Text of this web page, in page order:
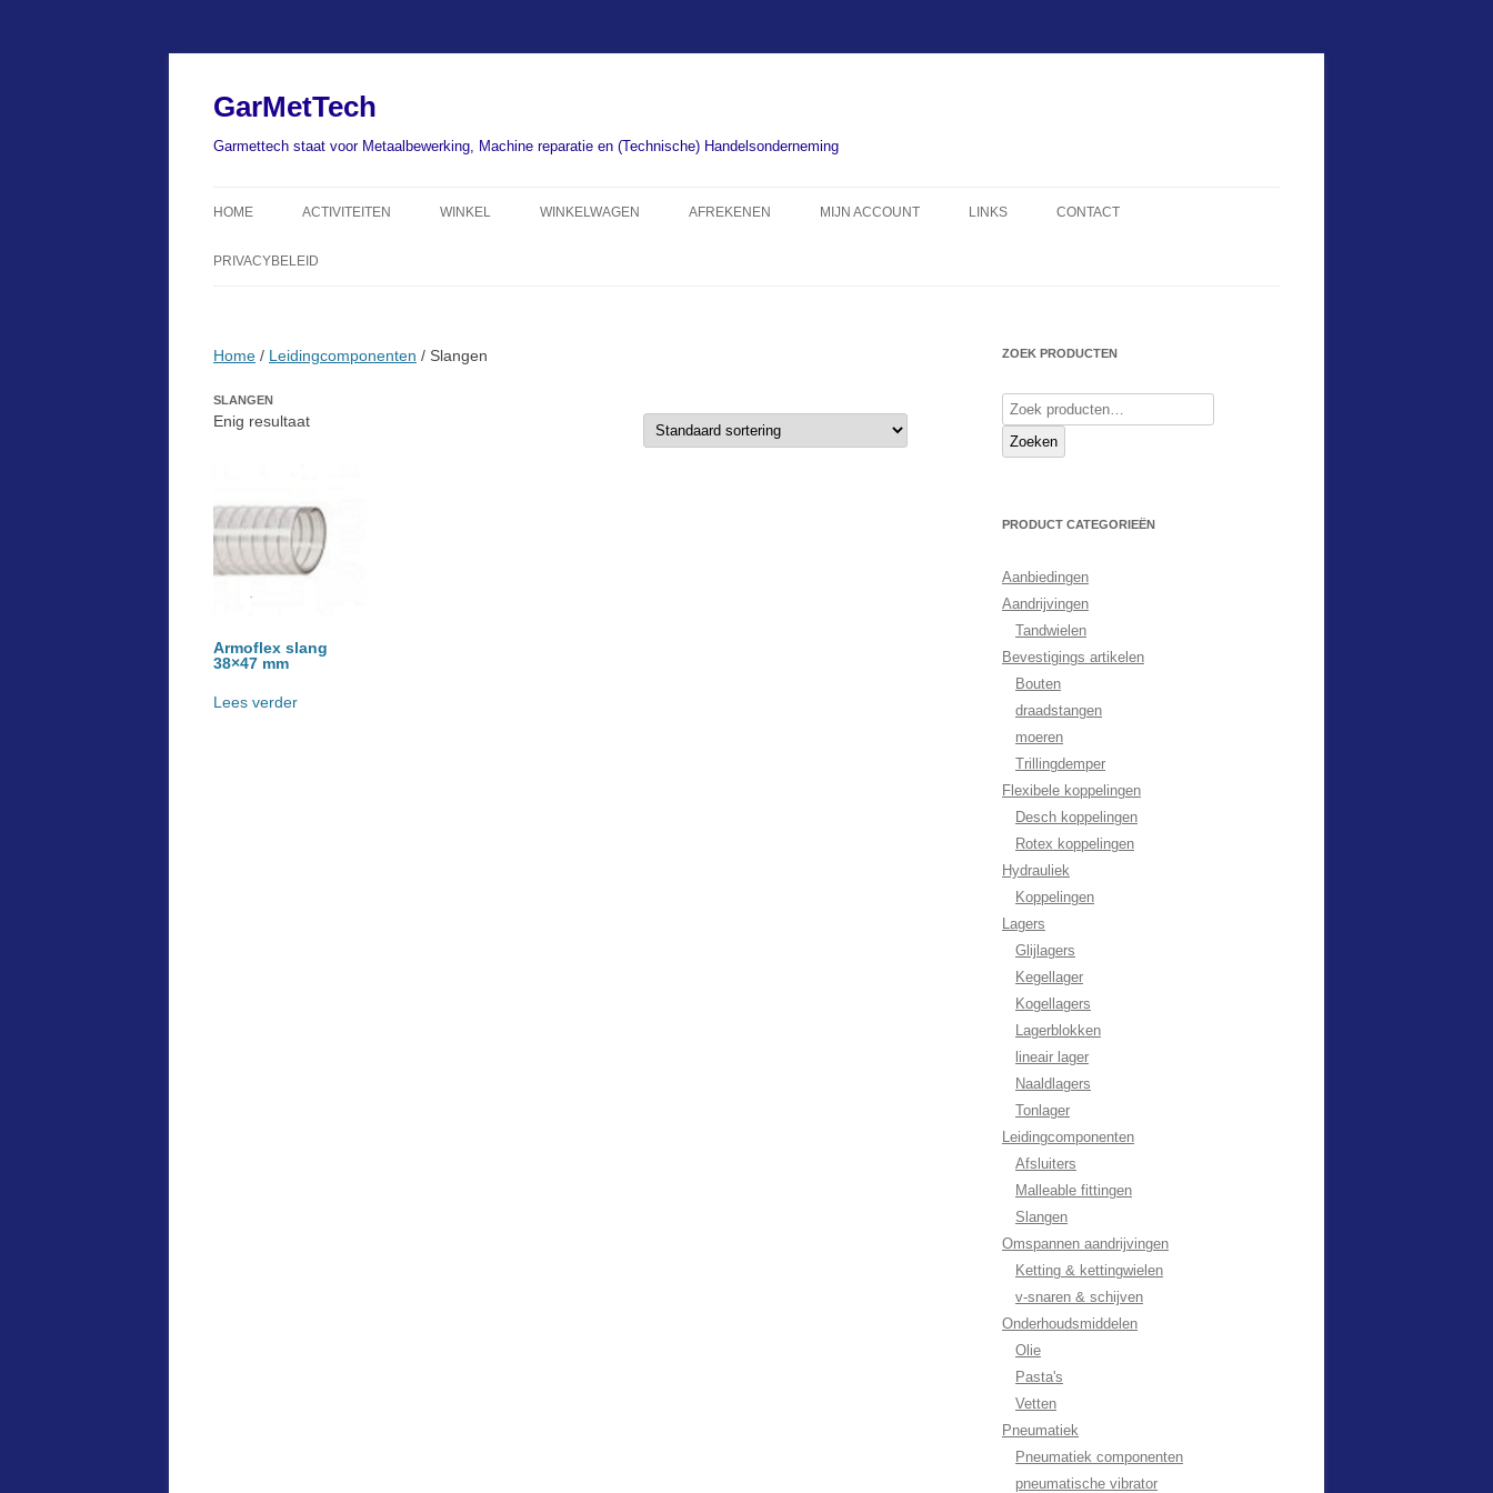
inhoud
GarMetTech
Garmettech staat voor Metaalbewerking, Machine reparatie en (Technische) Handelsonderneming
HOME ACTIVITEITEN WINKEL WINKELWAGEN AFREKENEN MIJN ACCOUNT LINKS CONTACT
PRIVACYBELEID
Home / Leidingcomponenten / Slangen
SLANGEN
Enig resultaat
Armoflex slang
38×47 mm
Lees verder
ZOEK PRODUCTEN
Zoeken
naar:
Zoeken
PRODUCT CATEGORIEËN
Aanbiedingen
Aandrijvingen
Tandwielen
Bevestigings artikelen
Bouten
draadstangen
moeren
Trillingdemper
Flexibele koppelingen
Desch koppelingen
Rotex koppelingen
Hydrauliek
Koppelingen
Lagers
Glijlagers
Kegellager
Kogellagers
Lagerblokken
lineair lager
Naaldlagers
Tonlager
Leidingcomponenten
Afsluiters
Malleable fittingen
Slangen
Omspannen aandrijvingen
Ketting & kettingwielen
v-snaren & schijven
Onderhoudsmiddelen
Olie
Pasta's
Vetten
Pneumatiek
Pneumatiek componenten
pneumatische vibrator